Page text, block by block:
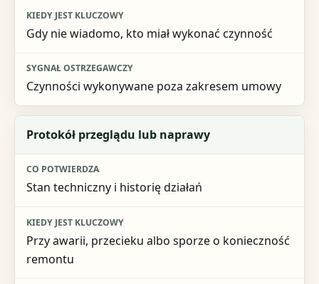
Gdy nie wiadomo, kto miał wykonać czynność
Czynności wykonywane poza zakresem umowy
Protokół przeglądu lub naprawy
Stan techniczny i historię działań
Przy awarii, przecieku albo sporze o konieczność
remontu